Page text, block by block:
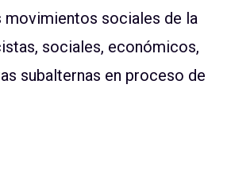
sociales de la
sociales, económicos,
subalternas en proceso de